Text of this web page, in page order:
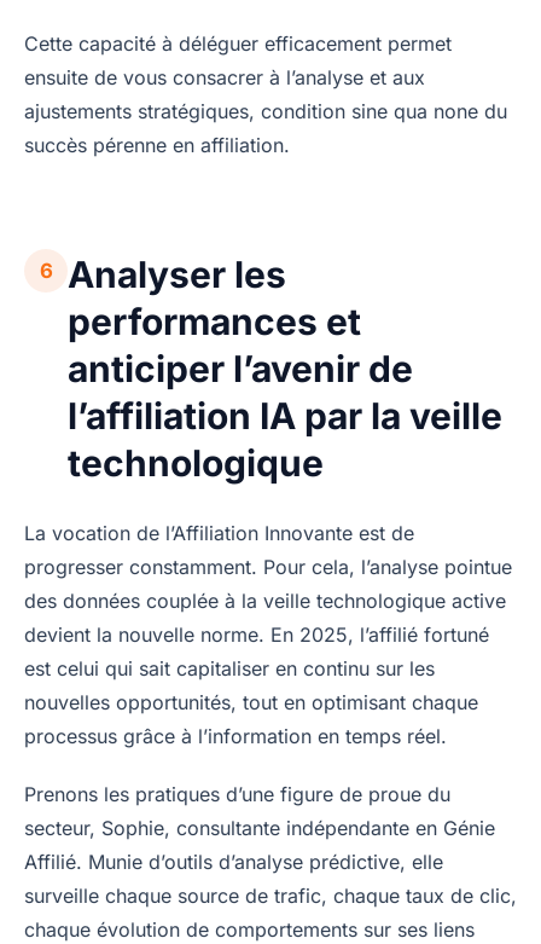
Cette capacité à déléguer efficacement permet
ensuite de vous consacrer à l’analyse et aux
ajustements stratégiques, condition sine qua none du
succès pérenne en affiliation.
6
Analyser les
performances et
anticiper l’avenir de
l’affiliation IA par la veille
technologique
La vocation de l’Affiliation Innovante est de
progresser constamment. Pour cela, l’analyse pointue
des données couplée à la veille technologique active
devient la nouvelle norme. En 2025, l’affilié fortuné
est celui qui sait capitaliser en continu sur les
nouvelles opportunités, tout en optimisant chaque
processus grâce à l’information en temps réel.
Prenons les pratiques d’une figure de proue du
secteur, Sophie, consultante indépendante en Génie
Affilié. Munie d’outils d’analyse prédictive, elle
surveille chaque source de trafic, chaque taux de clic,
chaque évolution de comportements sur ses liens